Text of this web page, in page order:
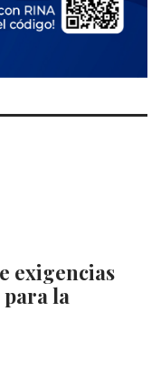
exigencias
para la